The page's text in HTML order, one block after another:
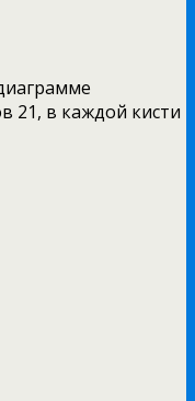
21, в каждой кисти